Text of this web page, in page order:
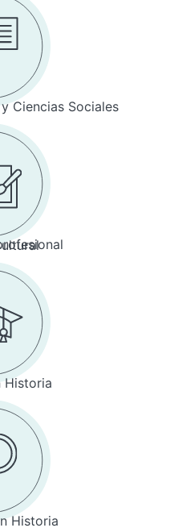
Ciencias Sociales
Historia
Historia